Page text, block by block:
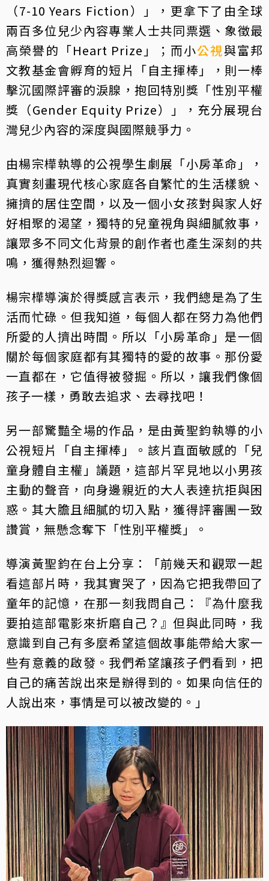
（7-10 Years Fiction）」，更拿下了由全球
兩百多位兒少內容專業人士共同票選、象徵最
高榮譽的「Heart Prize」；而小公視與富邦
文教基金會孵育的短片「自主揮棒」，則一棒
擊沉國際評審的淚腺，抱回特別獎「性別平權
獎（Gender Equity Prize）」，充分展現台
灣兒少內容的深度與國際競爭力。
由楊宗樺執導的公視學生劇展「小房革命」，
真實刻畫現代核心家庭各自繁忙的生活樣貌、
擁擠的居住空間，以及一個小女孩對與家人好
好相聚的渴望，獨特的兒童視角與細膩敘事，
讓眾多不同文化背景的創作者也產生深刻的共
鳴，獲得熱烈迴響。
楊宗樺導演於得獎感言表示，我們總是為了生
活而忙碌。但我知道，每個人都在努力為他們
所愛的人擠出時間。所以「小房革命」是一個
關於每個家庭都有其獨特的愛的故事。那份愛
一直都在，它值得被發掘。所以，讓我們像個
孩子一樣，勇敢去追求、去尋找吧！
另一部驚豔全場的作品，是由黃聖鈞執導的小
公視短片「自主揮棒」。該片直面敏感的「兒
童身體自主權」議題，這部片罕見地以小男孩
主動的聲音，向身邊親近的大人表達抗拒與困
惑。其大膽且細膩的切入點，獲得評審團一致
讚賞，無懸念奪下「性別平權獎」。
導演黃聖鈞在台上分享：「前幾天和觀眾一起
看這部片時，我其實哭了，因為它把我帶回了
童年的記憶，在那一刻我問自己：『為什麼我
要拍這部電影來折磨自己？』但與此同時，我
意識到自己有多麼希望這個故事能帶給大家一
些有意義的啟發。我們希望讓孩子們看到，把
自己的痛苦說出來是辦得到的。如果向信任的
人說出來，事情是可以被改變的。」